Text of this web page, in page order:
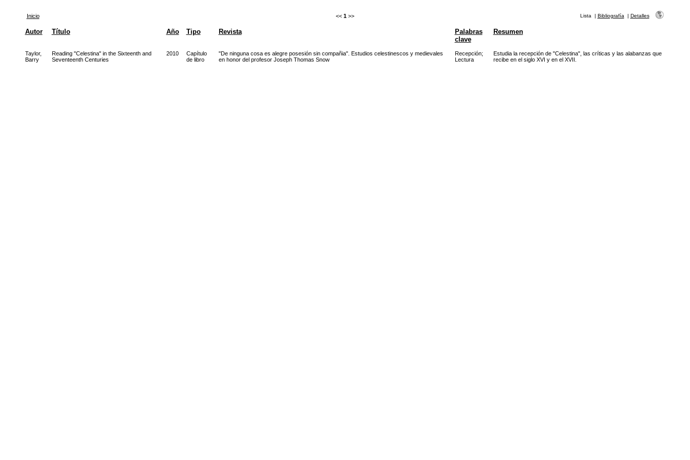
Inicio << 1 >> Lista | Bibliografía | Detalles
Autor Título Año Tipo Revista
Palabras
clave
Resumen
Taylor,
Barry
Reading "Celestina" in the Sixteenth and
Seventeenth Centuries
2010
Capítulo
de libro
"De ninguna cosa es alegre posesión sin compañia". Estudios celestinescos y medievales
en honor del profesor Joseph Thomas Snow
Recepción;
Lectura
Estudia la recepción de "Celestina", las críticas y las alabanzas que
recibe en el siglo XVI y en el XVII.